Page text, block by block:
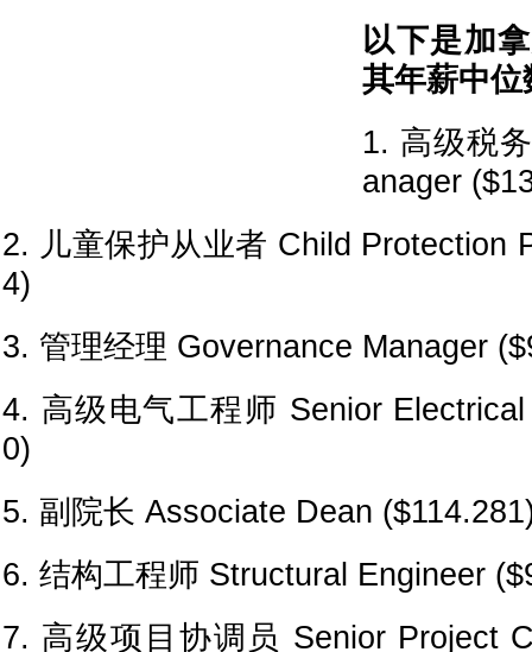
以下是加
其年薪中位
1. 高级税
anager
2. 儿童保护从业者 Child Protection
4)
3. 管理经理 Governance Manager
4. 高级电气工程师 Senior Electrical
0)
5. 副院长 Associate Dean
6. 结构工程师 Structural Engineer
7. 高级项目协调员 Senior Project